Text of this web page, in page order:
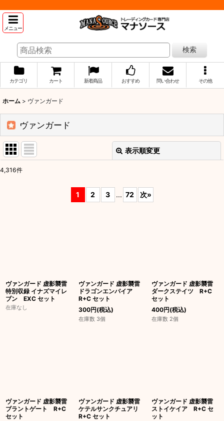
メニュー
検索
カテゴリ カート 新着商品 おすすめ 問い合わせ その他
ホーム > ヴァンガード
ヴァンガード
表示順変更
サブカテゴリ
4,316件
1 2 3 ... 72 次»
ヴァンガード 虚影襲雷
特別収録 イナズマイレ
ブン EXC セット
在庫なし
ヴァンガード 虚影襲雷
ドラゴンエンパイア
R+C セット
300円(税込)
在庫数 3個
ヴァンガード 虚影襲雷
ダークステイツ R+C
セット
400円(税込)
在庫数 2個
ヴァンガード 虚影襲雷
ブラントゲート R+C
セット
ヴァンガード 虚影襲雷
ケテルサンクチュアリ
R+C セット
ヴァンガード 虚影襲雷
ストイケイア R+C セ
ット